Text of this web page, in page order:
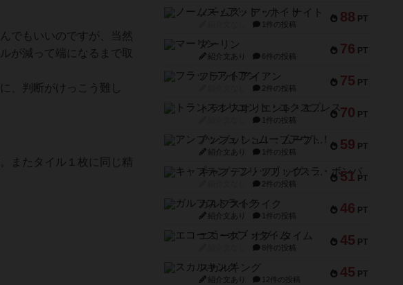
でもいいのですが、当然
が減って端になるまで取
、判断がけっこう難し
またタイル１枚に同じ精
88 PT
ノームズ・アット・ナイト
1件の投稿
76 PT
マーリン
紹介文あり 6件の投稿
75 PT
フラットアイアン
2件の投稿
70 PT
トランスオリエント・エクスプレス
1件の投稿
59 PT
アンブッシュ！：ムーブアウト！
紹介文あり 1件の投稿
51 PT
キャプテン・フリップ：イスラ・ボンバ
2件の投稿
46 PT
ガルフストライク
紹介文あり 1件の投稿
45 PT
エコーズ・オブ・タイム
8件の投稿
45 PT
スカルキング
紹介文あり 12件の投稿